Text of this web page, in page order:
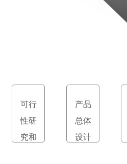
可行
性研
究和
产品
总体
设计